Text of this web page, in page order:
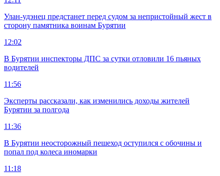
Улан-удэнец предстанет перед судом за непристойный жест в
сторону памятника воинам Бурятии
12:02
В Бурятии инспекторы ДПС за сутки отловили 16 пьяных
водителей
11:56
Эксперты рассказали, как изменились доходы жителей
Бурятии за полгода
11:36
В Бурятии неосторожный пешеход оступился с обочины и
попал под колеса иномарки
11:18